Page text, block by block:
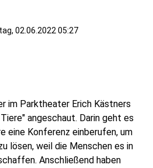
02.06.2022 05:27
im Parktheater Erich Kästners
angeschaut. Darin geht es
eine Konferenz einberufen, um
lösen, weil die Menschen es in
Anschließend haben